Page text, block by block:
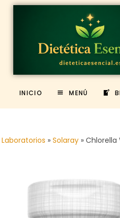
INICIO MENÚ
Laboratorios » Solaray » Chlorella